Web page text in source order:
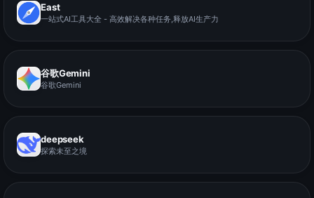
East
一站式AI工具大全 - 高效解决各种任务,释放AI生产力
谷歌Gemini
谷歌Gemini
deepseek
探索未至之境